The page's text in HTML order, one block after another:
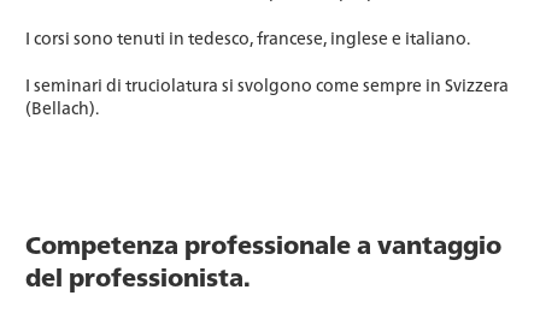
I corsi sono tenuti in tedesco, francese, inglese e italiano.
I seminari di truciolatura si svolgono come sempre in Svizzera
(Bellach).
Competenza professionale a vantaggio
del professionista.